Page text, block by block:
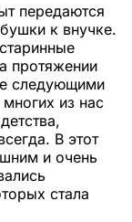
передаются
к внучке.
протяжении
следующими
из нас
В этот
и очень
стала